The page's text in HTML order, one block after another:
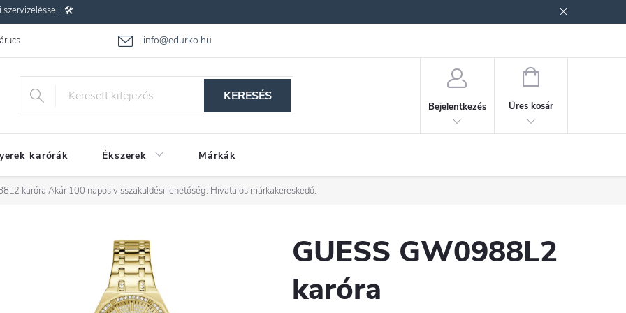
szervizeléssel ! 🛠️
info@edurko.hu
Gyakran ismételt kérdések
KERESÉS
Bejelentkezés
KOSÁR
Üres kosár
karórák Ékszerek Márkák
karóra Akár 100 napos visszaküldési lehetőség. Hivatalos márkakereskedő.
GUESS GW0988L2
karóra